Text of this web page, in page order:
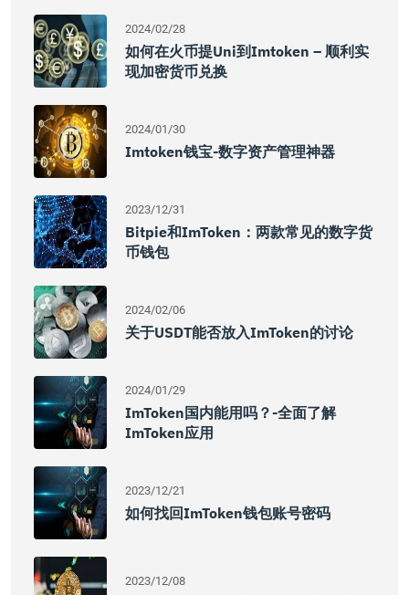
2024/02/28
如何在火币提uni到imtoken – 顺利实
现加密货币兑换
2024/01/30
Imtoken钱宝-数字资产管理神器
2023/12/31
Bitpie和imToken：两款常见的数字货
币钱包
2024/02/06
关于USDT能否放入imToken的讨论
2024/01/29
ImToken国内能用吗？-全面了解
ImToken应用
2023/12/21
如何找回imToken钱包账号密码
2023/12/08